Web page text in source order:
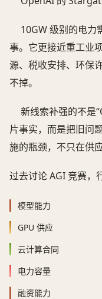
10GW 级别的电力
事。它更接近重工业
源、税收安排、环保
不掉。
新线索补强的不是
片事实，而是把旧问
施的瓶颈，不只在供
过去讨论 AGI 竞赛，
模型能力
GPU 供应
云计算合同
电力容量
融资能力